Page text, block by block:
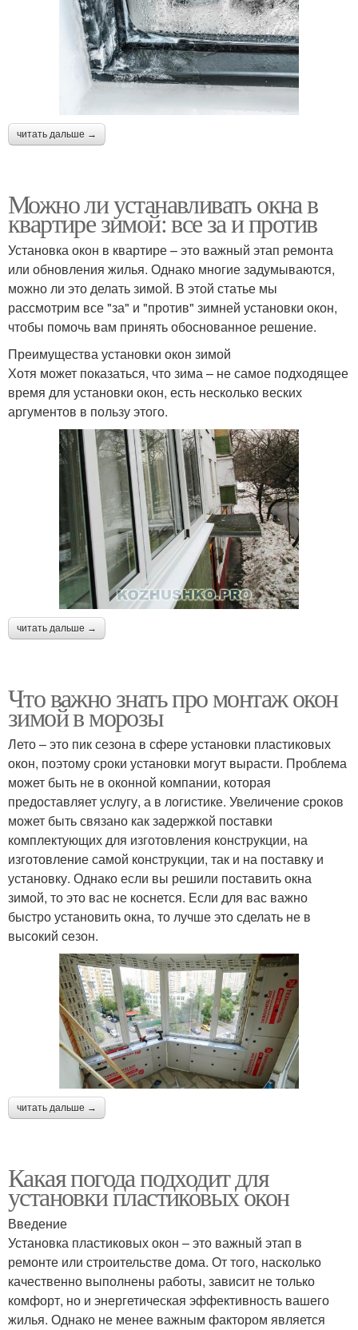
читать дальше →
Можно ли устанавливать окна в
квартире зимой: все за и против
Установка окон в квартире – это важный этап ремонта
или обновления жилья. Однако многие задумываются,
можно ли это делать зимой. В этой статье мы
рассмотрим все "за" и "против" зимней установки окон,
чтобы помочь вам принять обоснованное решение.
Преимущества установки окон зимой
Хотя может показаться, что зима – не самое подходящее
время для установки окон, есть несколько веских
аргументов в пользу этого.
читать дальше →
Что важно знать про монтаж окон
зимой в морозы
Лето – это пик сезона в сфере установки пластиковых
окон, поэтому сроки установки могут вырасти. Проблема
может быть не в оконной компании, которая
предоставляет услугу, а в логистике. Увеличение сроков
может быть связано как задержкой поставки
комплектующих для изготовления конструкции, на
изготовление самой конструкции, так и на поставку и
установку. Однако если вы решили поставить окна
зимой, то это вас не коснется. Если для вас важно
быстро установить окна, то лучше это сделать не в
высокий сезон.
читать дальше →
Какая погода подходит для
установки пластиковых окон
Введение
Установка пластиковых окон – это важный этап в
ремонте или строительстве дома. От того, насколько
качественно выполнены работы, зависит не только
комфорт, но и энергетическая эффективность вашего
жилья. Однако не менее важным фактором является